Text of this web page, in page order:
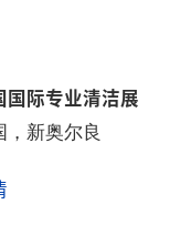
国际专业清洁展
，新奥尔良